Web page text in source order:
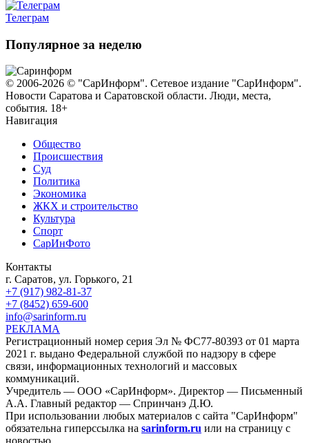
Телеграм
Популярное за неделю
© 2006-2026 © "СарИнформ". Сетевое издание "СарИнформ".
Новости Саратова и Саратовской области. Люди, места,
события. 18+
Навигация
Общество
Происшествия
Суд
Политика
Экономика
ЖКХ и строительство
Культура
Спорт
СарИнФото
Контакты
г. Саратов, ул. Горького, 21
+7 (917) 982-81-37
+7 (8452) 659-600
info@sarinform.ru
РЕКЛАМА
Регистрационный номер серия Эл № ФС77-80393 от 01 марта
2021 г. выдано Федеральной службой по надзору в сфере
связи, информационных технологий и массовых
коммуникаций.
Учредитель — ООО «СарИнформ». Директор — Письменный
А.А. Главный редактор — Спринчанэ Д.Ю.
При использовании любых материалов с сайта "СарИнформ"
обязательна гиперссылка на sarinform.ru или на страницу с